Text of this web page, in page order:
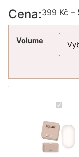
Cena:399 Kč –
Volume
gel
Trendy
nails